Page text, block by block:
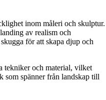
inom måleri och skulptur.
av realism och
för att skapa djup och
tekniker och material, vilket
som spänner från landskap till